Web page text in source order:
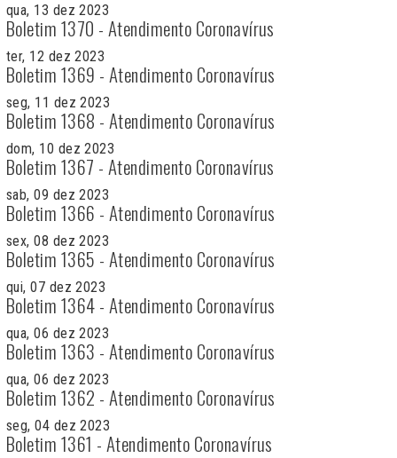
qua, 13 dez 2023
Boletim 1370 - Atendimento Coronavírus
ter, 12 dez 2023
Boletim 1369 - Atendimento Coronavírus
seg, 11 dez 2023
Boletim 1368 - Atendimento Coronavírus
dom, 10 dez 2023
Boletim 1367 - Atendimento Coronavírus
sab, 09 dez 2023
Boletim 1366 - Atendimento Coronavírus
sex, 08 dez 2023
Boletim 1365 - Atendimento Coronavírus
qui, 07 dez 2023
Boletim 1364 - Atendimento Coronavírus
qua, 06 dez 2023
Boletim 1363 - Atendimento Coronavírus
qua, 06 dez 2023
Boletim 1362 - Atendimento Coronavírus
seg, 04 dez 2023
Boletim 1361 - Atendimento Coronavírus